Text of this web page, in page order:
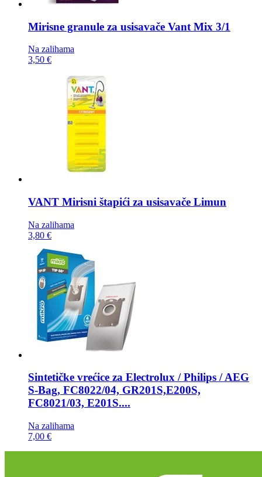
Mirisne granule za usisavače Vant Mix 3/1
Na zalihama
3,50 €
VANT Mirisni štapići za usisavače Limun
Na zalihama
3,80 €
Sintetičke vrećice za Electrolux / Philips / AEG
S-Bag, FC8022/04, GR201S,E200S,
FC8021/03, E201S....
Na zalihama
7,00 €